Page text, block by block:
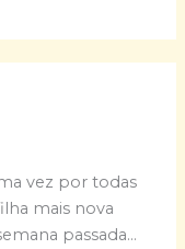
vez por todas
mais nova
passada…